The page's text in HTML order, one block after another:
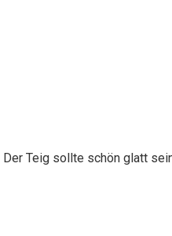
Teig sollte schön glatt